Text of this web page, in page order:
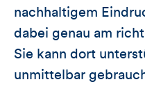
nachhaltigem
dabei genau am
Sie kann dort
unmittelbar